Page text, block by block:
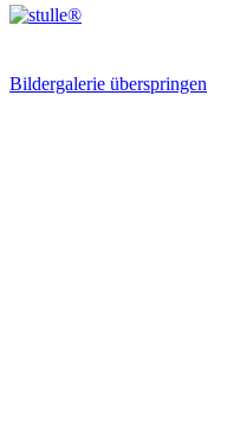
Bildergalerie überspringen